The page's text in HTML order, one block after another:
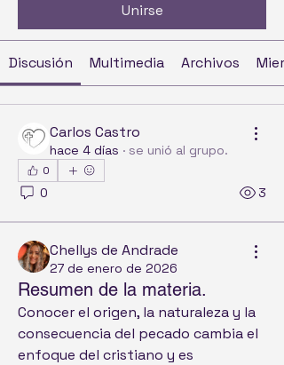
Unirse
Discusión Multimedia Archivos
Carlos Castro
hace 4 días · se unió al grupo.
0
0 3
Chellys de Andrade
27 de enero de 2026
Resumen de la materia.
Conocer el origen, la naturaleza y la
consecuencia del pecado cambia el
enfoque del cristiano y es